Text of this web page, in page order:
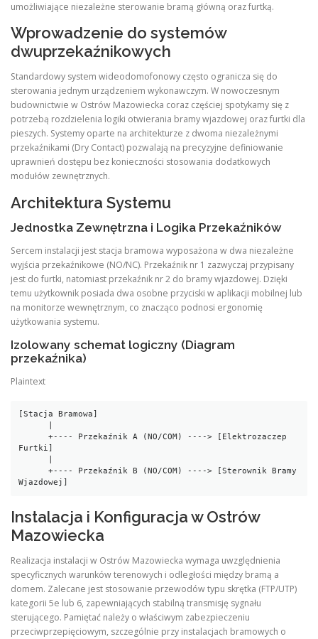
umożliwiające niezależne sterowanie bramą główną oraz furtką.
Wprowadzenie do systemów
dwuprzekaźnikowych
Standardowy system wideodomofonowy często ogranicza się do
sterowania jednym urządzeniem wykonawczym. W nowoczesnym
budownictwie w Ostrów Mazowiecka coraz częściej spotykamy się z
potrzebą rozdzielenia logiki otwierania bramy wjazdowej oraz furtki dla
pieszych. Systemy oparte na architekturze z dwoma niezależnymi
przekaźnikami (Dry Contact) pozwalają na precyzyjne definiowanie
uprawnień dostępu bez konieczności stosowania dodatkowych
modułów zewnętrznych.
Architektura Systemu
Jednostka Zewnętrzna i Logika Przekaźników
Sercem instalacji jest stacja bramowa wyposażona w dwa niezależne
wyjścia przekaźnikowe (NO/NC). Przekaźnik nr 1 zazwyczaj przypisany
jest do furtki, natomiast przekaźnik nr 2 do bramy wjazdowej. Dzięki
temu użytkownik posiada dwa osobne przyciski w aplikacji mobilnej lub
na monitorze wewnętrznym, co znacząco podnosi ergonomię
użytkowania systemu.
Izolowany schemat logiczny (Diagram
przekaźnika)
Plaintext
[Stacja Bramowa]
      +---- Przekaźnik A (NO/COM) ----> [Elektrozaczep
Furtki]
      +---- Przekaźnik B (NO/COM) ----> [Sterownik Bramy
Instalacja i Konfiguracja w Ostrów
Mazowiecka
Realizacja instalacji w Ostrów Mazowiecka wymaga uwzględnienia
specyficznych warunków terenowych i odległości między bramą a
domem. Zalecane jest stosowanie przewodów typu skrętka (FTP/UTP)
kategorii 5e lub 6, zapewniających stabilną transmisję sygnału
sterującego. Pamiętać należy o właściwym zabezpieczeniu
przeciwprzepięciowym, szczególnie przy instalacjach bramowych o